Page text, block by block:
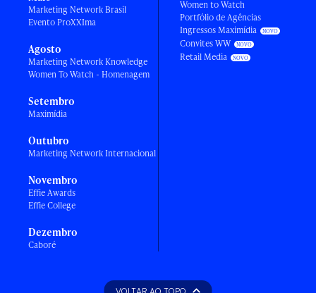
Marketing Network Brasil
Evento ProXXIma
Agosto
Marketing Network Knowledge
Women To Watch - Homenagem
Setembro
Maximídia
Outubro
Marketing Network Internacional
Novembro
Effie Awards
Effie College
Dezembro
Caboré
Women to Watch
Portfólio de Agências
Ingressos Maximídia
Convites WW
Retail Media